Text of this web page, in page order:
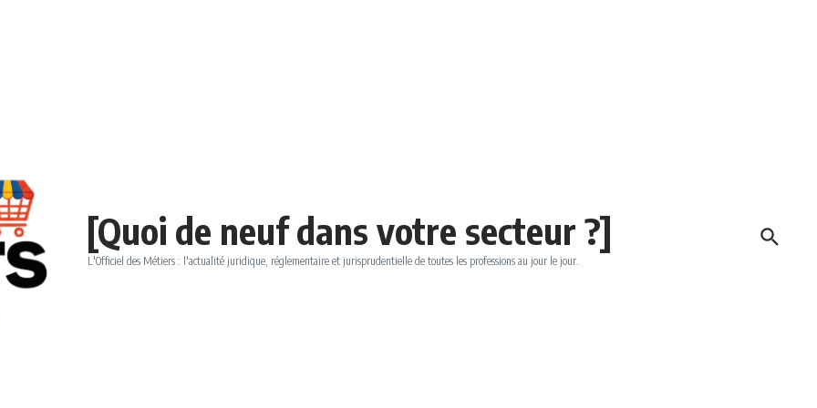
[Quoi de neuf dans votre secteur ?]
L'Officiel des Métiers : l'actualité juridique, réglementaire et jurisprudentielle de toutes les professions au jour le jour.